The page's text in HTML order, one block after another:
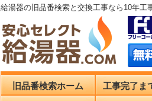
給湯器の旧品番検索と交換工事なら10年工
旧品番検索ホーム 工事完了ま